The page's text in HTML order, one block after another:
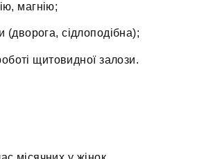
магнію;
(дворога, сідлоподібна);
щитовидної залози.